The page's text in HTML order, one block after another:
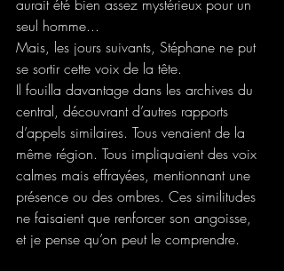
aurait été bien assez mystérieux pour un
seul homme...
Mais, les jours suivants, Stéphane ne put
se sortir cette voix de la tête.
Il fouilla davantage dans les archives du
central, découvrant d’autres rapports
d’appels similaires. Tous venaient de la
même région. Tous impliquaient des voix
calmes mais effrayées, mentionnant une
présence ou des ombres. Ces similitudes
ne faisaient que renforcer son angoisse,
et je pense qu’on peut le comprendre.